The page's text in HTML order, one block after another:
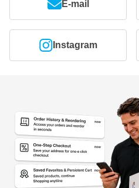
omtrent kan regne med.
lagtykkelse)
E-mail
Instagram